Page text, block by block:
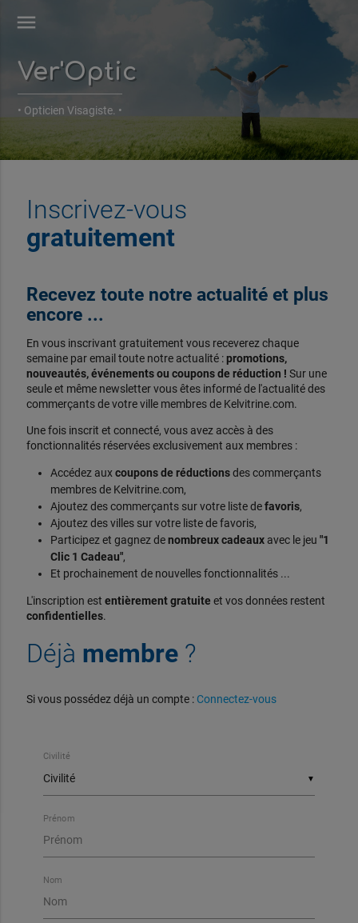
menu
Ver'Optic
• Opticien Visagiste. •
Inscrivez-vous
gratuitement
Recevez toute notre actualité et plus
encore ...
En vous inscrivant gratuitement vous receverez chaque
semaine par email toute notre actualité :promotions,
nouveautés, événements ou coupons de réduction ! Sur une
seule et même newsletter vous êtes informé de l'actualité des
commerçants de votre ville membres de Kelvitrine.com.
Une fois inscrit et connecté, vous avez accès à des
fonctionnalités réservées exclusivement aux membres :
Accédez auxcoupons de réductionsdes commerçants
membres de Kelvitrine.com,
Ajoutez des commerçants sur votre liste defavoris,
Ajoutez des villes sur votre liste de favoris,
Participez et gagnez denombreux cadeauxavec le jeu "1
Clic 1 Cadeau",
Et prochainement de nouvelles fonctionnalités ...
L'inscription est entièrement gratuite et vos données restent
confidentielles.
Déjà membre?
Si vous possédez déjà un compte : Connectez-vous
▼
Civilité
Prénom
Nom